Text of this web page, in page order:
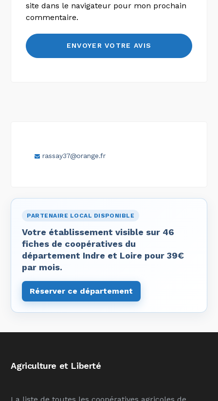
site dans le navigateur pour mon prochain
commentaire.
rassay37@orange.fr
PARTENAIRE LOCAL DISPONIBLE
Votre établissement visible sur 46
fiches de coopératives du
département Indre et Loire pour 39€
par mois.
Réserver ce département
Agriculture et Liberté
La liste de toutes les coopératives agricoles de